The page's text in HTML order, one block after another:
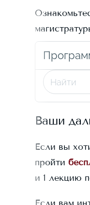
Ваши
Если вы
пройти
и 1 лекцию